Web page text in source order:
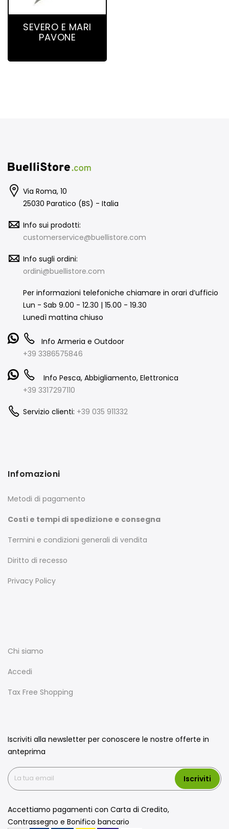
SEVERO E MARI
PAVONE
Via Roma, 10
25030 Paratico (BS) - Italia
Info sui prodotti:
customerservice@buellistore.com
Info sugli ordini:
ordini@buellistore.com
Per informazioni telefoniche chiamare in orari d’ufficio
Lun - Sab 9.00 - 12.30 | 15.00 - 19.30
Lunedì mattina chiuso
Info Armeria e Outdoor
+39 3386575846
Info Pesca, Abbigliamento, Elettronica
+39 3317297110
Servizio clienti: +39 035 911332
Infomazioni
Metodi di pagamento
Costi e tempi di spedizione e consegna
Termini e condizioni generali di vendita
Diritto di recesso
Privacy Policy
Chi siamo
Accedi
Tax Free Shopping
Iscriviti alla newsletter per conoscere le nostre offerte in
anteprima
Iscriviti
Accettiamo pagamenti con Carta di Credito,
Contrassegno e Bonifico bancario